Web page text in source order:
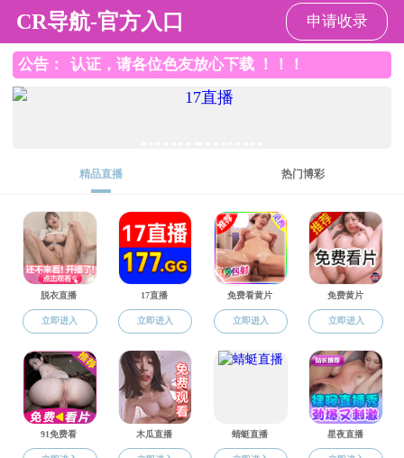
国产成人视频